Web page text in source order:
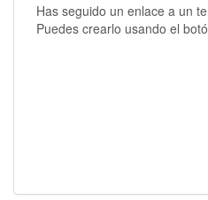
Has seguido un enlace a un
Puedes crearlo usando el